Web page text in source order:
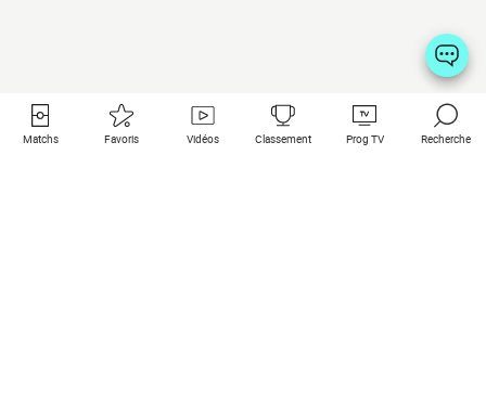
Matchs Favoris Vidéos Classement Prog TV Recherche